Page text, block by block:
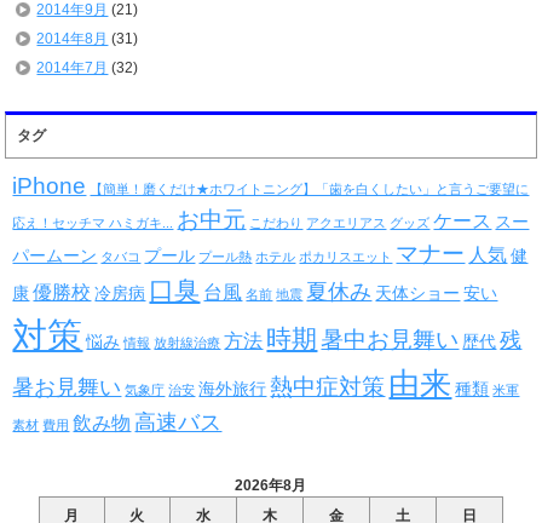
2014年9月 (21)
2014年8月 (31)
2014年7月 (32)
タグ
iPhone 【簡単！磨くだけ★ホワイトニング】「歯を白くしたい」と言うご要望に
応え！セッチマ ハミガキ... お中元 こだわり アクエリアス グッズ ケース スー
パームーン タバコ プール プール熱 ホテル ポカリスエット マナー 人気 健
康 優勝校 冷房病 口臭 台風 名前 地震 夏休み 天体ショー 安い
対策 悩み 情報 放射線治療 方法 時期 暑中お見舞い 歴代 残
暑お見舞い 気象庁 治安 海外旅行 熱中症対策 由来 種類 米軍
素材 費用 飲み物 高速バス
2026年8月
月
火 水 木 金 土 日